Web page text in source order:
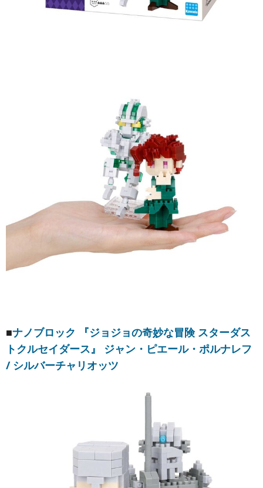
■ナノブロック 『ジョジョの奇妙な冒険 スターダス
トクルセイダース』 ジャン・ピエール・ポルナレフ
/ シルバーチャリオッツ